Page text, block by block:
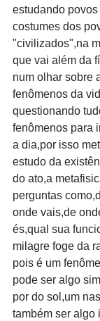
estudando
costumes dos
"civilizados",na
que vai além da
num olhar sobre
fenômenos da
questionando
fenômenos para
a dia,por isso
estudo da
do ato,a
perguntas
onde vais,de
és,qual sua
milagre foge da
pois é um
pode ser algo
por do sol,um
também ser algo